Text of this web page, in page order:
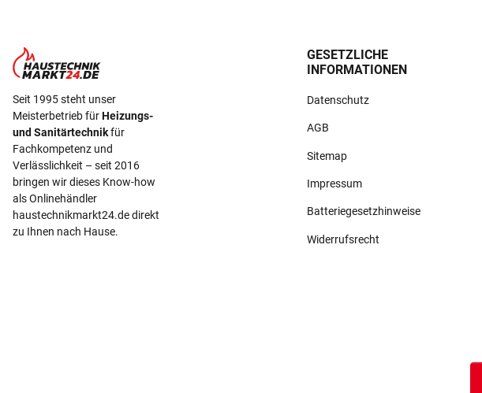
Seit 1995 steht unser
Meisterbetrieb fürHeizungs-
und Sanitärtechnikfür
Fachkompetenz und
Verlässlichkeit – seit 2016
bringen wir dieses Know-how
als Onlinehändler
haustechnikmarkt24.de direkt
zu Ihnen nach Hause.
GESETZLICHE
INFORMATIONEN
Datenschutz
AGB
Sitemap
Impressum
Batteriegesetzhinweise
Widerrufsrecht